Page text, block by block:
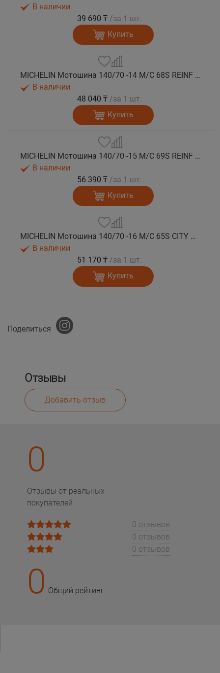
В наличии
39 690 ₸ /за 1 шт.
Купить
MICHELIN Мотошина 140/70 -14 M/C 68S REINF CITY GRIP 2 R TL
В наличии
48 040 ₸ /за 1 шт.
Купить
MICHELIN Мотошина 140/70 -15 M/C 69S REINF CITY GRIP 2 R TL
В наличии
56 390 ₸ /за 1 шт.
Купить
MICHELIN Мотошина 140/70 -16 M/C 65S CITY GRIP 2 R TL
В наличии
51 170 ₸ /за 1 шт.
Купить
Поделиться
Отзывы
Добавить отзыв
0
Отзывы от реальных
покупателей
0 отзывов
0 отзывов
0 отзывов
0 Общий рейтинг